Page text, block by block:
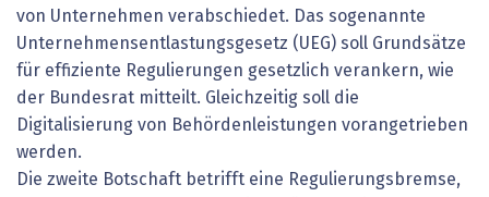
von Unternehmen verabschiedet. Das sogenannte
Unternehmensentlastungsgesetz (UEG) soll Grundsätze
für effiziente Regulierungen gesetzlich verankern, wie
der Bundesrat mitteilt. Gleichzeitig soll die
Digitalisierung von Behördenleistungen vorangetrieben
werden.
Die zweite Botschaft betrifft eine Regulierungsbremse,